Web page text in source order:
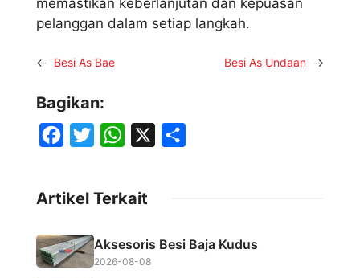
pelanggan dalam setiap langkah.
← Besi As Bae Besi As Undaan →
Bagikan:
e
b
o
t
e
t
A
Artikel Terkait
Aksesoris Besi Baja Kudus
2026-08-08